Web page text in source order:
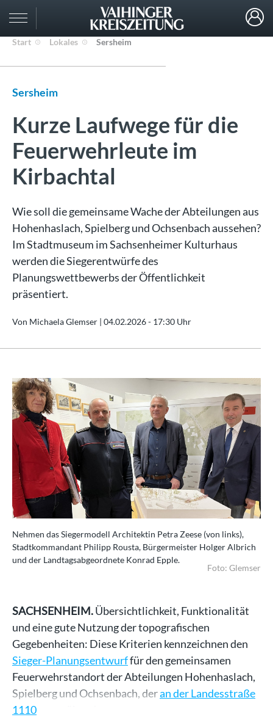
Start Lokales Sersheim
Sersheim
Kurze Laufwege für die
Feuerwehrleute im
Kirbachtal
Wie soll die gemeinsame Wache der Abteilungen aus
Hohenhaslach, Spielberg und Ochsenbach aussehen?
Im Stadtmuseum im Sachsenheimer Kulturhaus
werden die Siegerentwürfe des
Planungswettbewerbs der Öffentlichkeit
präsentiert.
Von Michaela Glemser | 04.02.2026 - 17:30 Uhr
Nehmen das Siegermodell Architektin Petra Zeese (von links),
Stadtkommandant Philipp Rousta, Bürgermeister Holger Albrich
und der Landtagsabgeordnete Konrad Epple.
Foto: Glemser
SACHSENHEIM.Übersichtlichkeit, Funktionalität
und eine gute Nutzung der topografischen
Gegebenheiten: Diese Kriterien kennzeichnen den
Sieger-Planungsentwurffür den gemeinsamen
Feuerwehrstandort der Abteilungen Hohenhaslach,
Spielberg und Ochsenbach, deran der Landesstraße
1110